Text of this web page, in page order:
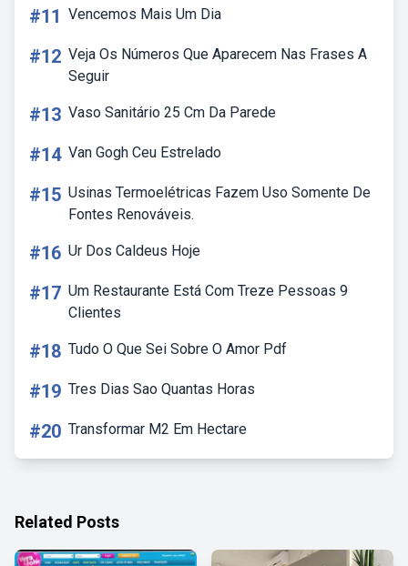
#11 Vencemos Mais Um Dia
#12 Veja Os Números Que Aparecem Nas Frases A
Seguir
#13 Vaso Sanitário 25 Cm Da Parede
#14 Van Gogh Ceu Estrelado
#15 Usinas Termoelétricas Fazem Uso Somente De
Fontes Renováveis.
#16 Ur Dos Caldeus Hoje
#17 Um Restaurante Está Com Treze Pessoas 9
Clientes
#18 Tudo O Que Sei Sobre O Amor Pdf
#19 Tres Dias Sao Quantas Horas
#20 Transformar M2 Em Hectare
Related Posts